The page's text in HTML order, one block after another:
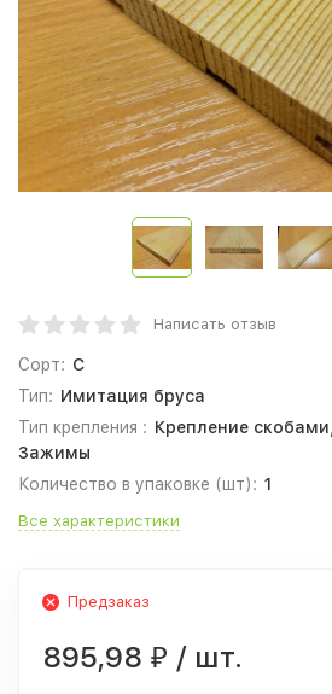
Написать отзыв
Сорт: С
Тип: Имитация бруса
Тип крепления : Крепление
Зажимы
Количество в упаковке (шт): 1
Все характеристики
Предзаказ
895,98 ₽ / шт.